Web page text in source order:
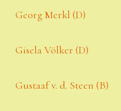
Georg Merkl (D)
Gisela Völker (D)
Gustaaf v. d. Steen (B)